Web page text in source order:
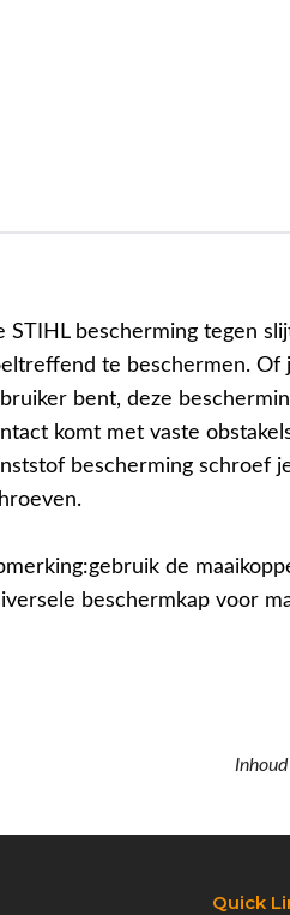
STIHL bescherming tegen
te beschermen. Of
bent, deze
komt met vaste
bescherming schroef
de
beschermkap voor
Quick